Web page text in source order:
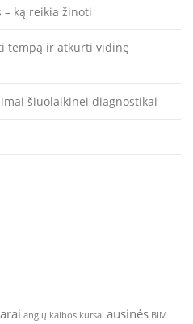
– ką reikia žinoti
tempą ir atkurti vidinę
šiuolaikinei diagnostikai
anglų kalbos kursai ausinės BIM